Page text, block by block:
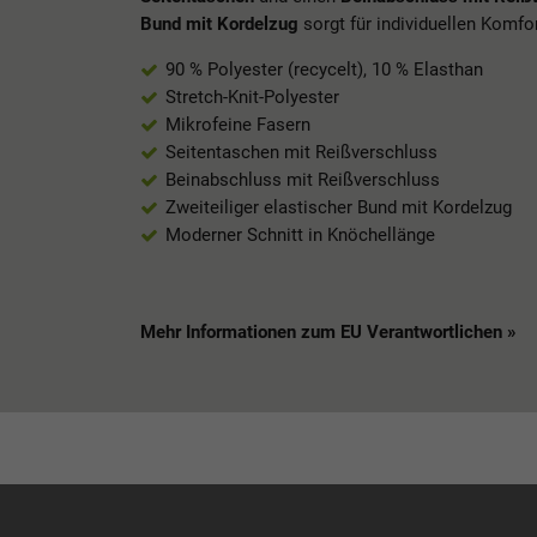
Bund mit Kordelzug sorgt für individuellen
90 % Polyester (recycelt), 10 % Elasthan
Stretch-Knit-Polyester
Mikrofeine Fasern
Seitentaschen mit Reißverschluss
Beinabschluss mit Reißverschluss
Zweiteiliger elastischer Bund mit Kordelzug
Moderner Schnitt in Knöchellänge
Mehr Informationen zum EU Verantwortlichen »